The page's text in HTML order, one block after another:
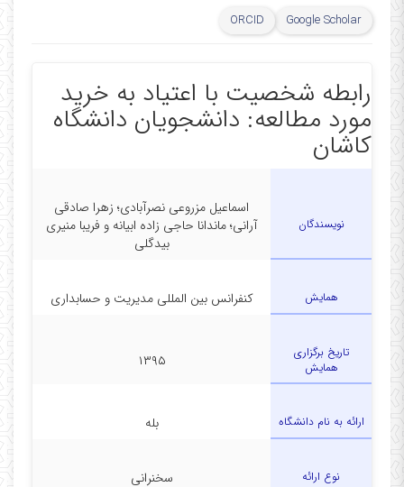
Administration Faculty of Financial Science,
Management and Entrepreneurship, University of
Google Scholar
ORCID
رابطه شخصیت با اعتیاد به خرید
مورد مطالعه: دانشجویان دانشگاه
کاشان
نویسندگان
اسماعیل مزروعی نصرآبادی؛ زهرا صادقی
آرانی؛ ماندانا حاجی زاده ابیانه و فریبا منیری
بیدگلی
همایش کنفرانس بین المللی مدیریت و حسابداری
تاریخ برگزاری
همایش
۱۳۹۵
ارائه به نام دانشگاه بله
نوع ارائه سخنرانی